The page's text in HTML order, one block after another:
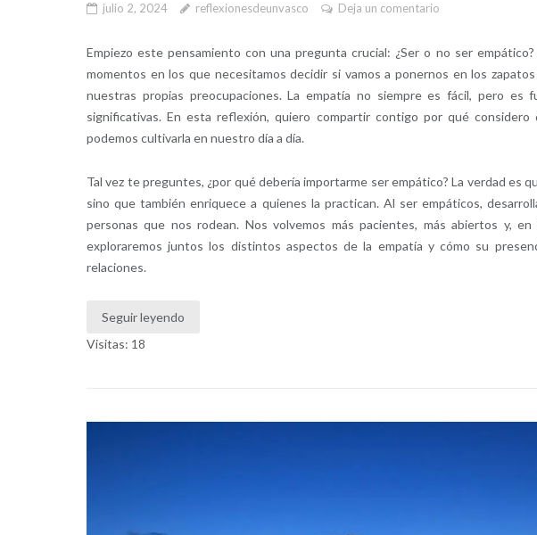
julio 2, 2024 reflexionesdeunvasco Deja un comentario
Empiezo este pensamiento con una pregunta crucial: ¿Ser o no ser
momentos en los que necesitamos decidir si vamos a ponernos en los
nuestras propias preocupaciones. La empatía no siempre es fácil, pero es
significativas. En esta reflexión, quiero compartir contigo por qué
podemos cultivarla en nuestro día a día.
Tal vez te preguntes, ¿por qué debería importarme ser empático? La verdad es
sino que también enriquece a quienes la practican. Al ser empáticos,
personas que nos rodean. Nos volvemos más pacientes, más abiertos y,
exploraremos juntos los distintos aspectos de la empatía y cómo su
relaciones.
Seguir leyendo
Visitas: 18